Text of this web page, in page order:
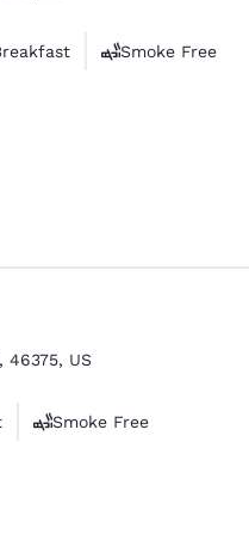
Smoke Free
, 46375, US
Smoke Free